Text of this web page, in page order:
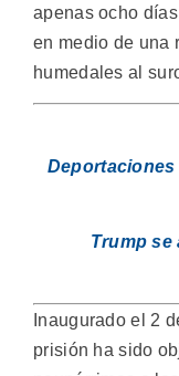
apenas ocho
en medio de una
humedales al
Trump se
Inaugurado el 2
prisión ha sido